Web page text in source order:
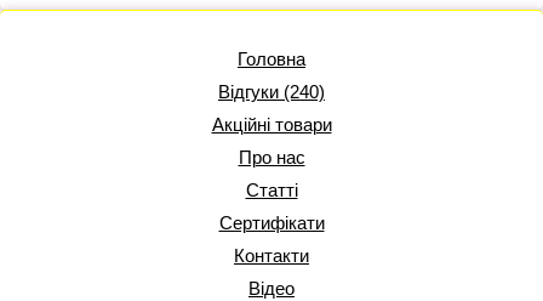
Головна
Відгуки (240)
Акційні товари
Про нас
Статті
Сертифікати
Контакти
Відео